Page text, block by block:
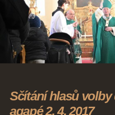
Sčítání hlasů volby
agapé 2. 4. 2017